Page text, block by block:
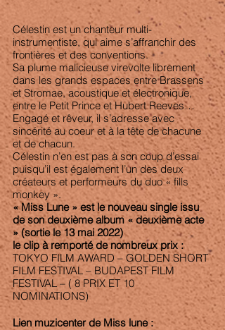
Célestin est un chanteur multi-
instrumentiste, qui aime s’affranchir des
frontières et des conventions.
Sa plume malicieuse virevolte librement
dans les grands espaces entre Brassens
et Stromae, acoustique et électronique,
entre le Petit Prince et Hubert Reeves…
Engagé et rêveur, il s’adresse avec
sincérité au coeur et à la tête de chacune
et de chacun.
Célestin n’en est pas à son coup d’essai
puisqu’il est également l’un des deux
créateurs et performeurs du duo « fills
monkey ».
« Miss Lune » est le nouveau single issu
de son deuxième album « deuxième acte
» (sortie le 13 mai 2022)
le clip à remporté de nombreux prix :
TOKYO FILM AWARD – GOLDEN SHORT
FILM FESTIVAL – BUDAPEST FILM
FESTIVAL – ( 8 PRIX ET 10
NOMINATIONS)
Lien muzicenter de Miss lune :